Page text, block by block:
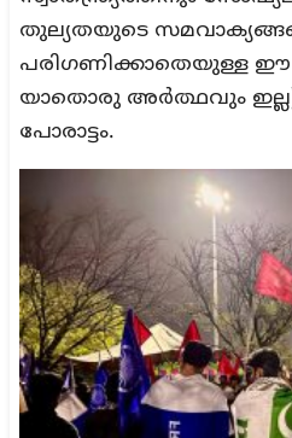
തുല്യതയുടെ
പരിഗണിക്കാതെയുള്ള
യാതൊരു അർത്ഥവും
പോരാട്ടം.